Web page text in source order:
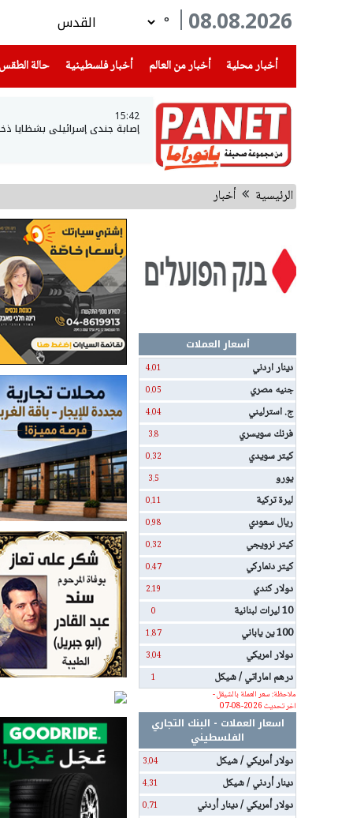
08.08.2026
°
أخبار محلية
(current) أخبار من العالم أخبار فلسطينية(current) حالة الطقس
15:42
إصابة جندي إسرائيلي بشظايا
الرئيسية أخبار
أسعار العملات
دينار اردني
4.01
جنيه مصري 0.05
ج. استرليني 4.04
فرنك سويسري 3.8
كيتر سويدي 0.32
يورو 3.5
ليرة تركية 0.11
ريال سعودي 0.98
كيتر نرويجي 0.32
كيتر دنماركي 0.47
دولار كندي 2.19
10 ليرات لبنانية 0
100 ين ياباني 1.87
دولار امريكي 3.04
درهم اماراتي / شيكل
1
ملاحظة: سعر العملة بالشيقل -
اخر تحديث 2026-08-07
اسعار العملات - البنك التجاري
الفلسطيني
دولار أمريكي / شيكل
3.04
دينار أردني / شيكل 4.31
دولار أمريكي / دينار أردني 0.71